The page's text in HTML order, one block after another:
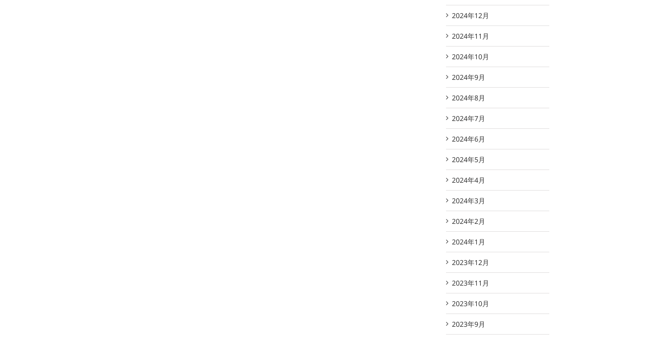
2024年12月
2024年11月
2024年10月
2024年9月
2024年8月
2024年7月
2024年6月
2024年5月
2024年4月
2024年3月
2024年2月
2024年1月
2023年12月
2023年11月
2023年10月
2023年9月